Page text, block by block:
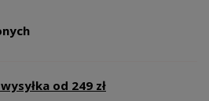
od 249 zł